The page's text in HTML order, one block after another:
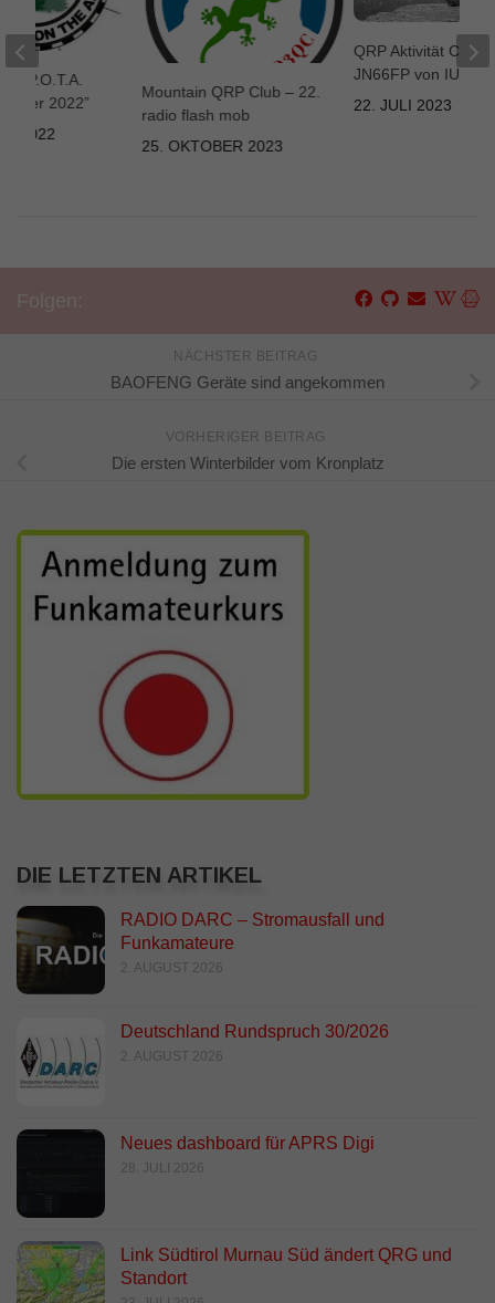
Mountain QRP Club – 22.
radio flash mob
25. OKTOBER 2023
QRP Aktivität Col
JN66FP von
22. JULI 2023
P.O.T.A.
2022”
2022
NÄCHSTER BEITRAG
BAOFENG Geräte sind angekommen
VORHERIGER BEITRAG
Die ersten Winterbilder vom Kronplatz
DIE LETZTEN ARTIKEL
RADIO DARC – Stromausfall und
Funkamateure
2. AUGUST 2026
Deutschland Rundspruch 30/2026
2. AUGUST 2026
Neues dashboard für APRS Digi
28. JULI 2026
Link Südtirol Murnau Süd ändert QRG und
Standort